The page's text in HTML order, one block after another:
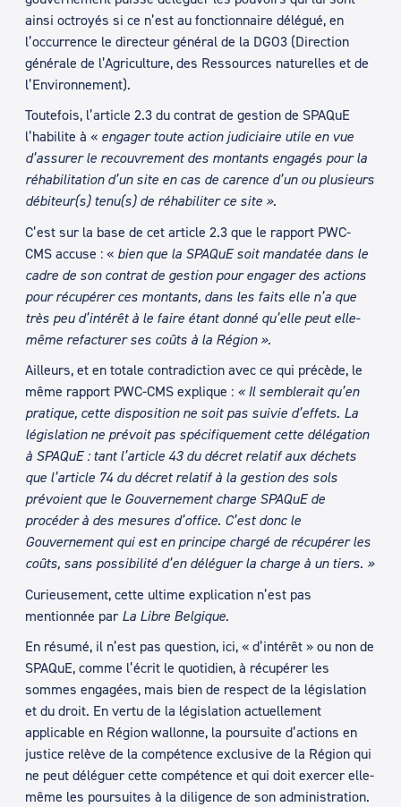
ainsi octroyés si ce n’est au fonctionnaire délégué, en
l’occurrence le directeur général de la DGO3 (Direction
générale de l’Agriculture, des Ressources naturelles et de
l’Environnement).
Toutefois, l’article 2.3 du contrat de gestion de SPAQuE
l’habilite à « engager toute action judiciaire utile en vue
d’assurer le recouvrement des montants engagés pour la
réhabilitation d’un site en cas de carence d’un ou plusieurs
débiteur(s) tenu(s) de réhabiliter ce site ».
C’est sur la base de cet article 2.3 que le rapport PWC-
CMS accuse : « bien que la SPAQuE soit mandatée dans le
cadre de son contrat de gestion pour engager des actions
pour récupérer ces montants, dans les faits elle n’a que
très peu d’intérêt à le faire étant donné qu’elle peut elle-
même refacturer ses coûts à la Région ».
Ailleurs, et en totale contradiction avec ce qui précède, le
même rapport PWC-CMS explique : « Il semblerait qu’en
pratique, cette disposition ne soit pas suivie d’effets. La
législation ne prévoit pas spécifiquement cette délégation
à SPAQuE : tant l’article 43 du décret relatif aux déchets
que l’article 74 du décret relatif à la gestion des sols
prévoient que le Gouvernement charge SPAQuE de
procéder à des mesures d’office. C’est donc le
Gouvernement qui est en principe chargé de récupérer les
coûts, sans possibilité d’en déléguer la charge à un tiers. »
Curieusement, cette ultime explication n’est pas
mentionnée par La Libre Belgique.
En résumé, il n’est pas question, ici, « d’intérêt » ou non de
SPAQuE, comme l’écrit le quotidien, à récupérer les
sommes engagées, mais bien de respect de la législation
et du droit. En vertu de la législation actuellement
applicable en Région wallonne, la poursuite d’actions en
justice relève de la compétence exclusive de la Région qui
ne peut déléguer cette compétence et qui doit exercer elle-
même les poursuites à la diligence de son administration.